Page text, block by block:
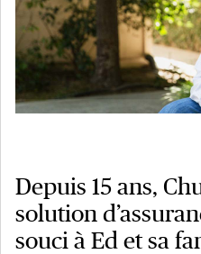
Depuis 15 ans,
solution
souci à Ed et sa